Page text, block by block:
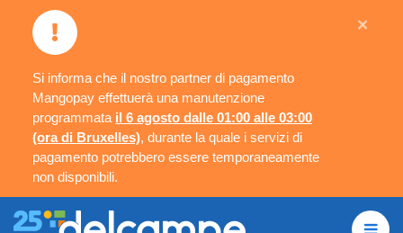
Si informa che il nostro partner di pagamento
Mangopay effettuerà una manutenzione
programmata il 6 agosto dalle 01:00 alle 03:00
(ora di Bruxelles), durante la quale i servizi di
pagamento potrebbero essere temporaneamente
non disponibili.
×